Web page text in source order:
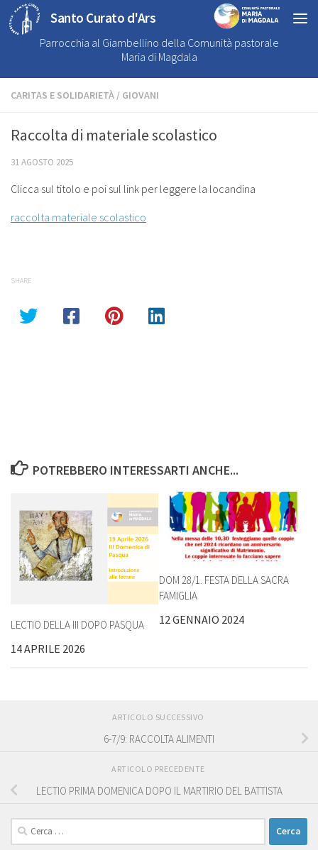
Santo Curato d'Ars
Parrocchia al Giambellino della Comunità pastorale
Maria di Magdala
CARITAS E SOLIDARIETÀ / GIOVANI
Raccolta di materiale scolastico
31 AGOSTO 2025
Clicca sul titolo e poi sul link per leggere la locandina
raccolta materiale scolastico
SHARE
POTREBBERO INTERESSARTI ANCHE...
LECTIO DELLA III DOPO PASQUA
14 APRILE 2026
DOM 28/1. FESTA DELLA SACRA
FAMIGLIA
12 GENNAIO 2024
ARTICOLO SUCCESSIVO
6-7/9: RACCOLTA ALIMENTI
ARTICOLO PRECEDENTE
LECTIO PRIMA DOMENICA DOPO IL MARTIRIO DEL BATTISTA
Ricerca
per: